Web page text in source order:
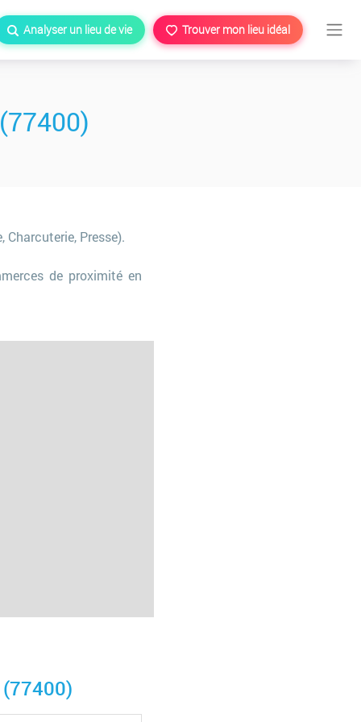
Analyser un lieu de vie Trouver mon lieu idéal
Presse).
de proximité en